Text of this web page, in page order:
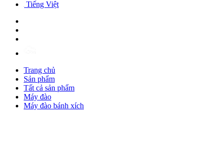
Tiếng Việt
Trang chủ
Sản phẩm
Tất cả sản phẩm
Máy đào
Máy đào bánh xích